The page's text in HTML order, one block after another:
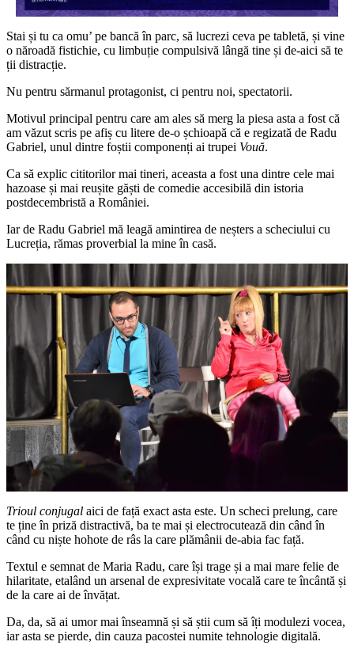
Stai și tu ca omu’ pe bancă în parc, să lucrezi ceva pe tabletă, și vine
o năroadă fistichie, cu limbuție compulsivă lângă tine și de-aici să te
ții distracție.
Nu pentru sărmanul protagonist, ci pentru noi, spectatorii.
Motivul principal pentru care am ales să merg la piesa asta a fost că
am văzut scris pe afiș cu litere de-o șchioapă că e regizată de Radu
Gabriel, unul dintre foștii componenți ai trupei Vouă.
Ca să explic cititorilor mai tineri, aceasta a fost una dintre cele mai
hazoase și mai reușite găști de comedie accesibilă din istoria
postdecembristă a României.
Iar de Radu Gabriel mă leagă amintirea de neșters a scheciului cu
Lucreția, rămas proverbial la mine în casă.
Trioul conjugal aici de față exact asta este. Un scheci prelung, care
te ține în priză distractivă, ba te mai și electrocutează din când în
când cu niște hohote de râs la care plămânii de-abia fac față.
Textul e semnat de Maria Radu, care își trage și a mai mare felie de
hilaritate, etalând un arsenal de expresivitate vocală care te încântă și
de la care ai de învățat.
Da, da, să ai umor mai înseamnă și să știi cum să îți modulezi vocea,
iar asta se pierde, din cauza pacostei numite tehnologie digitală.